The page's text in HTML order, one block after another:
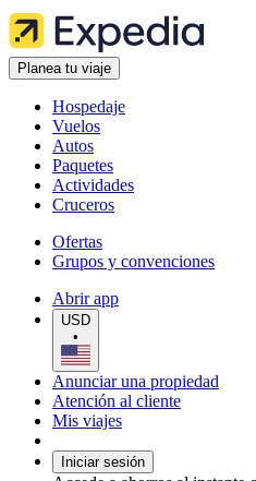
Planea tu viaje
Hospedaje
Vuelos
Autos
Paquetes
Actividades
Cruceros
Ofertas
Grupos y convenciones
Abrir app
USD
•
Anunciar una propiedad
Atención al cliente
Mis viajes
Iniciar sesión